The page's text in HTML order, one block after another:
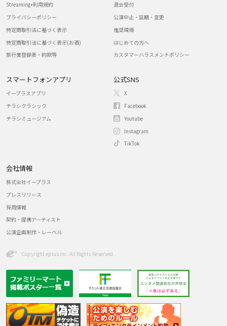
Streaming+利用規約
プライバシーポリシー
特定商取引法に基づく表示
特定商取引法に基づく表示(お酒)
旅行業登録表・約款等
退会受付
公演中止・延期・変更
推奨環境
はじめての方へ
カスタマーハラスメントポリシー
スマートフォンアプリ
イープラスアプリ
チラシクラシック
チラシミュージアム
公式SNS
X
Facebook
Youtube
Instagram
TikTok
会社情報
株式会社イープラス
プレスリリース
採用情報
契約・提携アーティスト
公演企画制作・レーベル
Copyright eplus inc. All Rights Reserved.